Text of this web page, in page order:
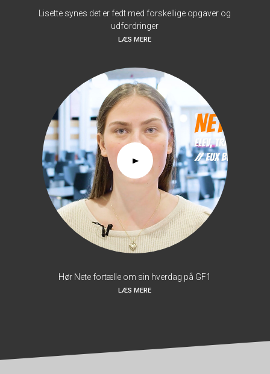
Lisette synes det er fedt med forskellige opgaver og
udfordringer
LÆS MERE
Hør Nete fortælle om sin hverdag på GF1
LÆS MERE